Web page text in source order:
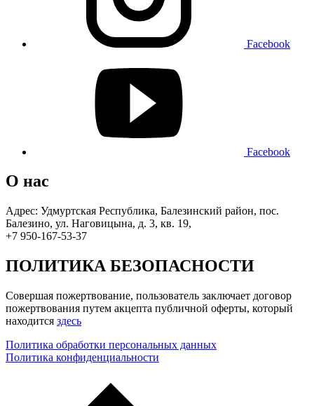
Facebook
Facebook
О нас
Адрес: Удмуртская Республика, Балезинский район, пос.
Балезино, ул. Наговицына, д. 3, кв. 19,
+7 950-167-53-37
ПОЛИТИКА БЕЗОПАСНОСТИ
Совершая пожертвование, пользователь заключает договор
пожертвования путем акцепта публичной оферты, который
находится здесь
Политика обработки персональных данных
Политика конфиденциальности